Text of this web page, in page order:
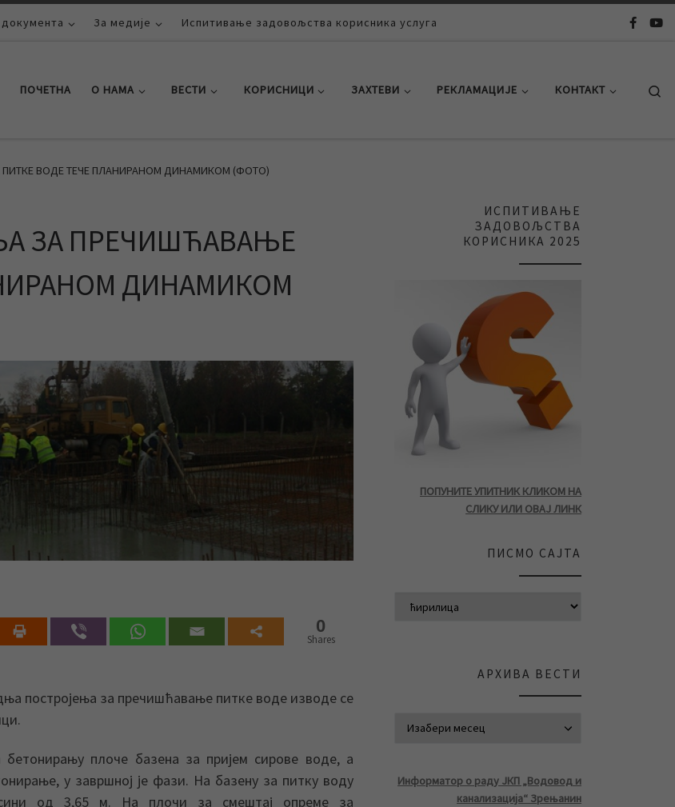
За медије Испитивање задовољства корисника услуга
ПОЧЕТНА О НАМА ВЕСТИ КОРИСНИЦИ ЗАХТЕВИ РЕКЛАМАЦИЈЕ КОНТАКТ
ВОДЕ ТЕЧЕ ПЛАНИРАНОМ ДИНАМИКОМ (ФОТО)
ЗА ПРЕЧИШЋАВАЊЕ
ДИНАМИКОМ
0
Shares
постројења за пречишћавање питке воде изводе се
плоче базена за пријем сирове воде, а
у завршној је фази. На базену за питку воду
од 3,65 м. На плочи за смештај опреме за
ИСПИТИВАЊЕ
ЗАДОВОЉСТВА
КОРИСНИКА 2025
ПОПУНИТЕ УПИТНИК КЛИКОМ НА
СЛИКУ ИЛИ ОВАЈ ЛИНК
ПИСМО САЈТА
АРХИВА ВЕСТИ
Информатор о раду ЈКП „Водовод и
канализација“ Зрењанин